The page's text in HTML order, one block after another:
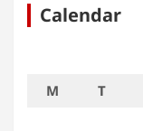
Calendar
M
T